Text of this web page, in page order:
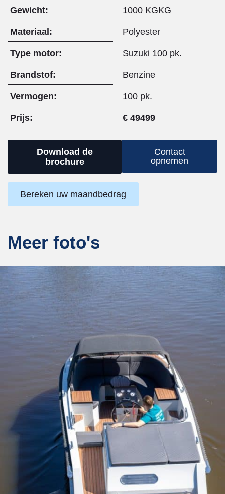
Gewicht: 1000 KGKG
Materiaal: Polyester
Type motor: Suzuki 100 pk.
Brandstof: Benzine
Vermogen: 100 pk.
Prijs: € 49499
Download de
brochure
Contact
opnemen
Bereken uw maandbedrag
Meer foto's